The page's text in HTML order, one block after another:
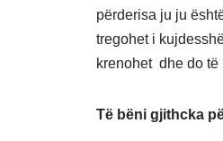
përderisa ju ju
tregohet i
krenohet dhe do të
Të bëni gjithcka